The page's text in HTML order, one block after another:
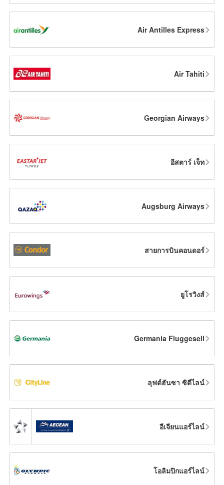
Air Antilles Express
Air Tahiti
Georgian Airways
อีสตาร์ เจ็ท
Augsburg Airways
สายการบินคอนดอร์
ยูโรวิงส์
Germania Fluggesell
ลุฟต์ฮันซา ซิตีไลน์
อีเจียนแอร์ไลน์
โอลิมปิกแอร์ไลน์